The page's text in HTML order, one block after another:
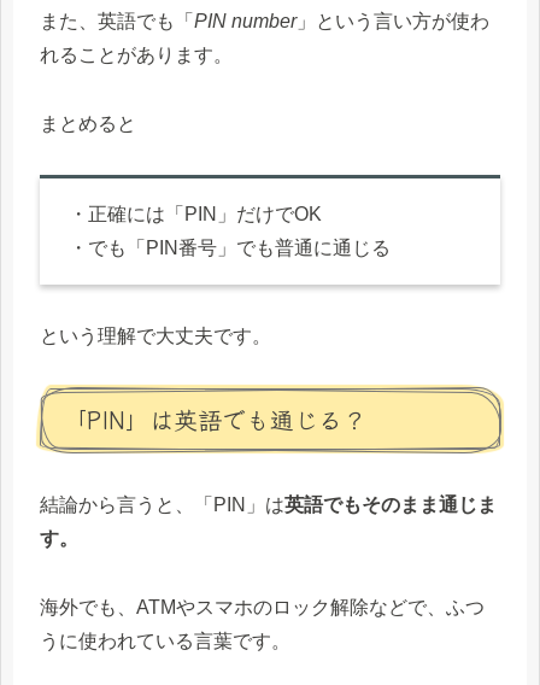
また、英語でも「 PIN number」という言い方が使わ
れることがあります。
まとめると
・正確には「PIN」だけでOK
・でも「PIN番号」でも普通に通じる
という理解で大丈夫です。
「PIN」は英語でも通じる？
結論から言うと、「PIN」は英語でもそのまま通じま
す。
海外でも、ATMやスマホのロック解除などで、ふつ
うに使われている言葉です。